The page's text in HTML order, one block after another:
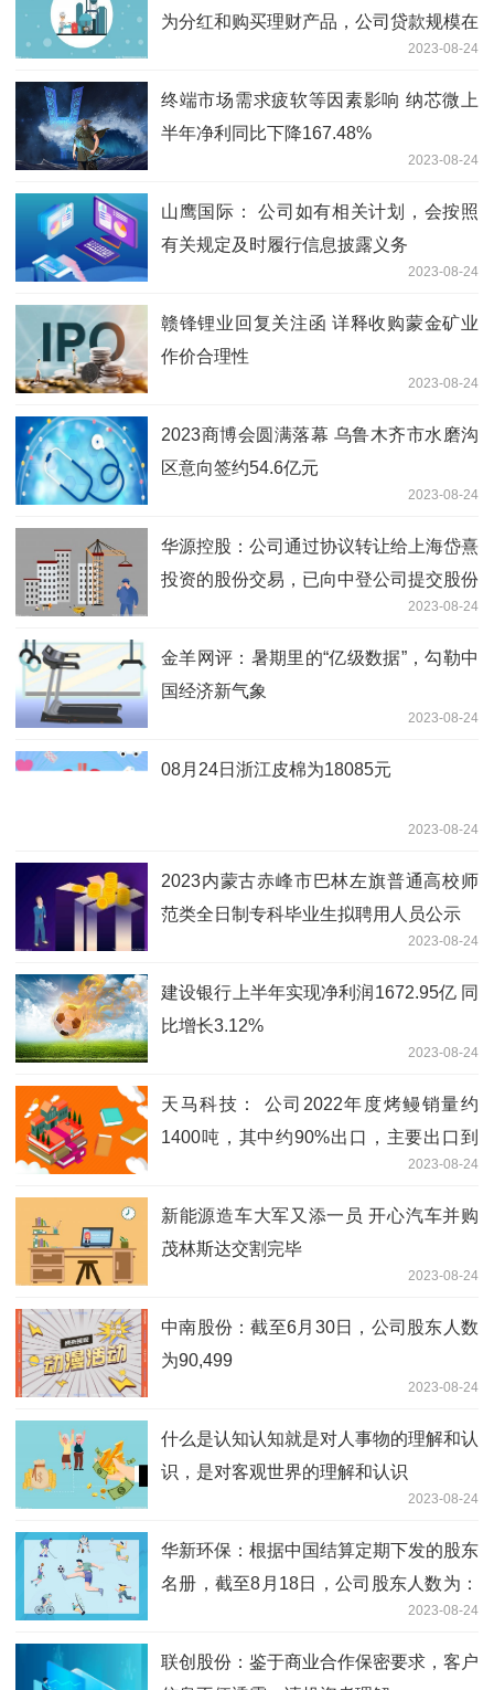
为分红和购买理财产品，公司贷款规模在
2023-08-24
终端市场需求疲软等因素影响 纳芯微上
半年净利同比下降167.48%
2023-08-24
山鹰国际： 公司如有相关计划，会按照
有关规定及时履行信息披露义务
2023-08-24
赣锋锂业回复关注函 详释收购蒙金矿业
作价合理性
2023-08-24
2023商博会圆满落幕 乌鲁木齐市水磨沟
区意向签约54.6亿元
2023-08-24
华源控股：公司通过协议转让给上海岱熹
投资的股份交易，已向中登公司提交股份
2023-08-24
金羊网评：暑期里的“亿级数据”，勾勒中
国经济新气象
2023-08-24
08月24日浙江皮棉为18085元
2023-08-24
2023内蒙古赤峰市巴林左旗普通高校师
范类全日制专科毕业生拟聘用人员公示
2023-08-24
建设银行上半年实现净利润1672.95亿 同
比增长3.12%
2023-08-24
天马科技： 公司2022年度烤鳗销量约
1400吨，其中约90%出口，主要出口到
2023-08-24
新能源造车大军又添一员 开心汽车并购
茂林斯达交割完毕
2023-08-24
中南股份：截至6月30日，公司股东人数
为90,499
2023-08-24
什么是认知认知就是对人事物的理解和认
识，是对客观世界的理解和认识
2023-08-24
华新环保：根据中国结算定期下发的股东
名册，截至8月18日，公司股东人数为：
2023-08-24
联创股份：鉴于商业合作保密要求，客户